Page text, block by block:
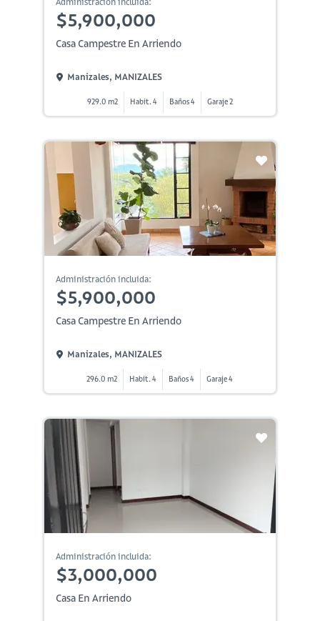
$5,900,000
Casa Campestre En Arriendo
Manizales, MANIZALES
929.0 m2 Habit. 4 Baños 4 Garaje 2
Administración incluida:
$5,900,000
Casa Campestre En Arriendo
Manizales, MANIZALES
296.0 m2 Habit. 4 Baños 4 Garaje 4
Administración incluida:
$3,000,000
Casa En Arriendo